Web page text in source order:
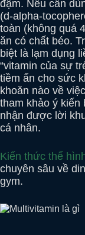
đậm. Nếu cần
(d-alpha-
toàn (không quá
ăn có chất béo.
biệt là lạm dụng
“vitamin của sự
tiềm ẩn cho sức
khoăn nào về
tham khảo ý kiến
nhận được lời
cá nhân.
Kiến thức thể
chuyên sâu về
gym.